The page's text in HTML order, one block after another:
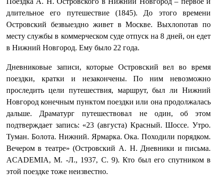
длительное его путешествие (1845). До этого времени
Островский безвыездно живет в Москве. Выхлопотав по
месту службы в коммерческом суде отпуск на 8 дней, он едет
в Нижний Новгород. Ему было 22 года.
Дневниковые записи, которые Островский вел во время
поездки, кратки и незакончены. По ним невозможно
проследить цели путешествия, маршрут, был ли Нижний
Новгород конечным пунктом поездки или она продолжалась
дальше. Драматург путешествовал не один, об этом
подтверждает запись: «23 (августа) Красный. Шоссе. Утро.
Туман. Болота. Нижний. Ярмарка. Ока. Походили порядком.
Вечером в театре» (Островский А. Н. Дневники и письма.
ACADEMIA, М. -Л., 1937, С. 9). Кто был его спутником в
этой поездке тоже неизвестно.